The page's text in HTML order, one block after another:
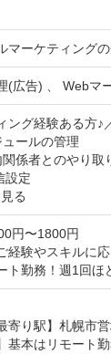
マーケティング
(広告) 、 Webマ
ング経験ある方
ールの管理
係者とのやり取
る
円〜1800円
経験やスキルに
ト勤務！週1回
寄り駅】札幌市
基本はリモート